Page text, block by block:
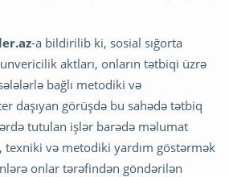
-a bildirilib ki, sosial sığorta
aktları, onların tətbiqi üzrə
bağlı metodiki və
daşıyan görüşdə bu sahədə tətbiq
tutulan işlər barədə məlumat
texniki və metodiki yardım göstərmək
onlar tərəfindən göndərilən